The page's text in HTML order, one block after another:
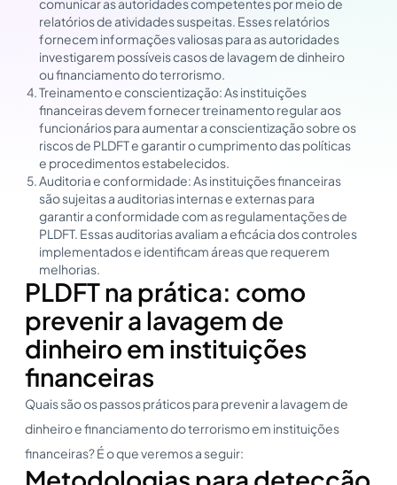
comunicar as autoridades competentes por meio de
relatórios de atividades suspeitas. Esses relatórios
fornecem informações valiosas para as autoridades
investigarem possíveis casos de lavagem de dinheiro
ou financiamento do terrorismo.
Treinamento e conscientização: As instituições
financeiras devem fornecer treinamento regular aos
funcionários para aumentar a conscientização sobre os
riscos de PLDFT e garantir o cumprimento das políticas
e procedimentos estabelecidos.
Auditoria e conformidade: As instituições financeiras
são sujeitas a auditorias internas e externas para
garantir a conformidade com as regulamentações de
PLDFT. Essas auditorias avaliam a eficácia dos controles
implementados e identificam áreas que requerem
melhorias.
PLDFT na prática: como
prevenir a lavagem de
dinheiro em instituições
financeiras
Quais são os passos práticos para prevenir a lavagem de
dinheiro e financiamento do terrorismo em instituições
financeiras? É o que veremos a seguir: